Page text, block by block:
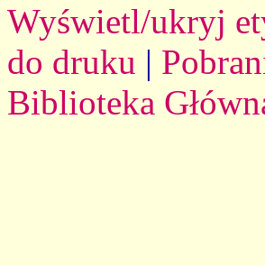
Wyświetl/ukryj
do druku |
Biblioteka